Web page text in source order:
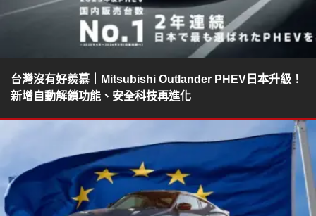
台灣沒有好羨慕｜Mitsubishi Outlander PHEV日本升級！
新增自動解鎖功能、安全科技再進化